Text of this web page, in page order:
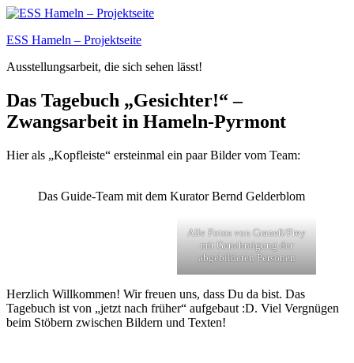
Zum
springen
ESS Hameln – Projektseite
Ausstellungsarbeit, die sich sehen lässt!
Das Tagebuch „Gesichter!“ –
Zwangsarbeit in Hameln-Pyrmont
Hier als „Kopfleiste“ ersteinmal ein paar Bilder vom Team:
Das Guide-Team mit dem Kurator Bernd Gelderblom
Alle Fotos von Graneß/Frey
mit Genehmigung der
abgebildeten Personen
Herzlich Willkommen! Wir freuen uns, dass Du da bist. Das
Tagebuch ist von „jetzt nach früher“ aufgebaut :D. Viel Vergnügen
beim Stöbern zwischen Bildern und Texten!